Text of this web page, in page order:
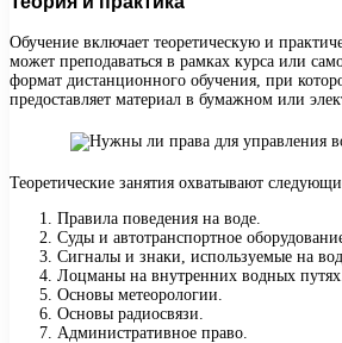
Обучение включает теоретическую и
может преподаваться в рамках курса или
формат дистанционного обучения, при
предоставляет материал в бумажном или
Теоретические занятия охватывают
Правила поведения на воде.
Суды и автотранспортное
Сигналы и знаки, используемые на
Лоцманы на внутренних водных путях.
Основы метеорологии.
Основы радиосвязи.
Административное право.